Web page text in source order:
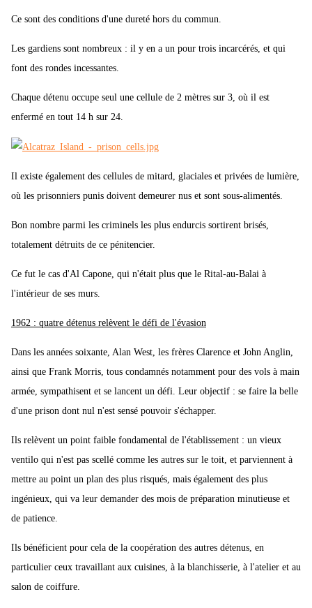
Ce sont des conditions d'une dureté hors du commun.
Les gardiens sont nombreux : il y en a un pour trois incarcérés, et qui
font des rondes incessantes.
Chaque détenu occupe seul une cellule de 2 mètres sur 3, où il est
enfermé en tout 14 h sur 24.
Il existe également des cellules de mitard, glaciales et privées de lumière,
où les prisonniers punis doivent demeurer nus et sont sous-alimentés.
Bon nombre parmi les criminels les plus endurcis sortirent brisés,
totalement détruits de ce pénitencier.
Ce fut le cas d'Al Capone, qui n'était plus que le Rital-au-Balai à
l'intérieur de ses murs.
1962 : quatre détenus relèvent le défi de l'évasion
Dans les années soixante, Alan West, les frères Clarence et John Anglin,
ainsi que Frank Morris, tous condamnés notamment pour des vols à main
armée, sympathisent et se lancent un défi. Leur objectif : se faire la belle
d'une prison dont nul n'est sensé pouvoir s'échapper.
Ils relèvent un point faible fondamental de l'établissement : un vieux
ventilo qui n'est pas scellé comme les autres sur le toit, et parviennent à
mettre au point un plan des plus risqués, mais également des plus
ingénieux, qui va leur demander des mois de préparation minutieuse et
de patience.
Ils bénéficient pour cela de la coopération des autres détenus, en
particulier ceux travaillant aux cuisines, à la blanchisserie, à l'atelier et au
salon de coiffure.